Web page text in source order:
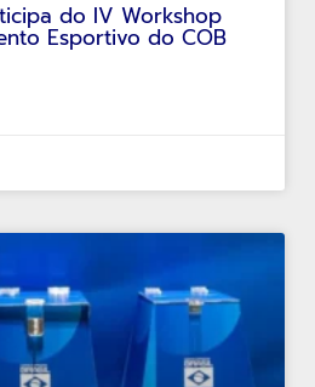
do IV Workshop
Esportivo do COB